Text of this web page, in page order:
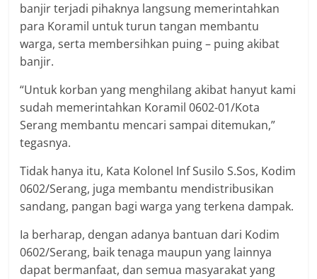
banjir terjadi pihaknya langsung memerintahkan
para Koramil untuk turun tangan membantu
warga, serta membersihkan puing – puing akibat
banjir.
“Untuk korban yang menghilang akibat hanyut kami
sudah memerintahkan Koramil 0602-01/Kota
Serang membantu mencari sampai ditemukan,”
tegasnya.
Tidak hanya itu, Kata Kolonel Inf Susilo S.Sos, Kodim
0602/Serang, juga membantu mendistribusikan
sandang, pangan bagi warga yang terkena dampak.
Ia berharap, dengan adanya bantuan dari Kodim
0602/Serang, baik tenaga maupun yang lainnya
dapat bermanfaat, dan semua masyarakat yang